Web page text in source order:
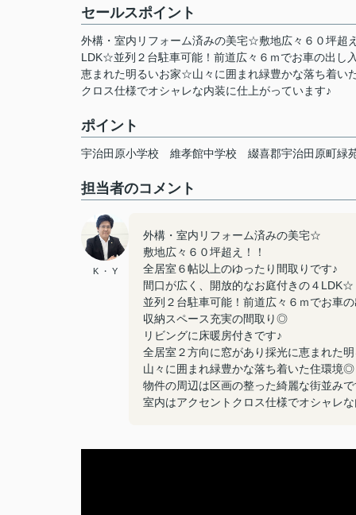
セールスポイント
外構・室内リフォーム済みの美宅☆敷地広々６０坪超
LDK☆並列２台駐車可能！前道広々６ｍでお車の出し
恵まれた明るいお家☆山々に囲まれ緑豊かな落ち着い
クロス仕様でオシャレな内装に仕上がっています♪
ポイント
宇治田原小学校 維孝館中学校 綴喜郡宇治田原町緑
担当者のコメント
K ・ Y
外構・室内リフォーム済みの美宅☆
敷地広々６０坪超え！！
全居室６帖以上のゆったり間取りです♪
間口が広く、開放的なお庭付きの４LDK☆
並列２台駐車可能！前道広々６ｍでお車
収納スペース充実の間取り◎
リビングに床暖房付きです♪
全居室２方向に窓があり採光に恵まれた
山々に囲まれ緑豊かな落ち着いた住環境◎
物件の周辺は区画の整った綺麗な街並み
室内はアクセントクロス仕様でオシャレ